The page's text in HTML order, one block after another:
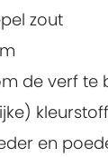
zout
de verf te
en